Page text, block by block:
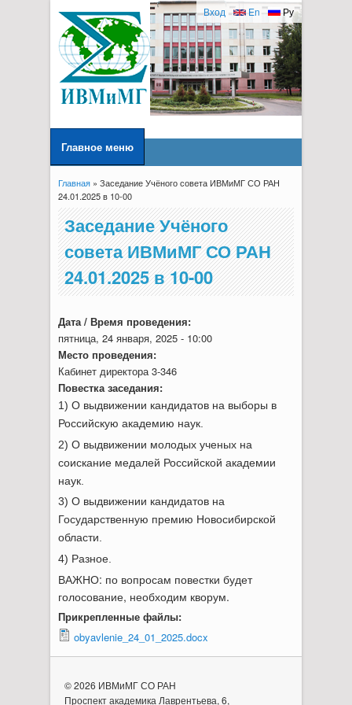
Ру
En
Вход
Главное меню
Вы здесь
Главная» Заседание Учёного совета ИВМиМГ СО РАН
24.01.2025 в 10-00
Заседание Учёного
совета ИВМиМГ СО РАН
24.01.2025 в 10-00
Дата / Время проведения:
пятница, 24 января, 2025 - 10:00
Место проведения:
Кабинет директора 3-346
Повестка заседания:
1) О выдвижении кандидатов на выборы в
Российскую академию наук.
2) О выдвижении молодых ученых на
соискание медалей Российской академии
наук.
3) О выдвижении кандидатов на
Государственную премию Новосибирской
области.
4) Разное.
ВАЖНО: по вопросам повестки будет
голосование, необходим кворум.
Прикрепленные файлы:
obyavlenie_24_01_2025.docx
© 2026 ИВМиМГ СО РАН
Проспект академика Лаврентьева, 6,